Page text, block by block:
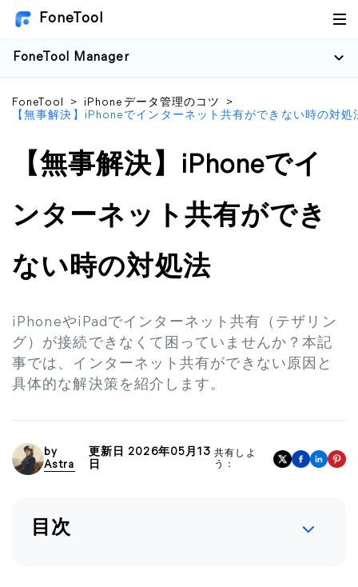
FoneTool
FoneTool Manager
FoneTool > iPhoneデータ管理のコツ
>
【無事解決】iPhoneでインターネット共有ができない時の対処
【無事解決】iPhoneでイ
ンターネット共有ができ
ない時の対処法
iPhoneやiPadでインターネット共有（テザリン
グ）が接続できなくて困っていませんか？本記
事では、インターネット共有ができない原因と
具体的な解決策を紹介します。
by
Astra
更新日 2026年05月13
日
共有しよ
う：
目次